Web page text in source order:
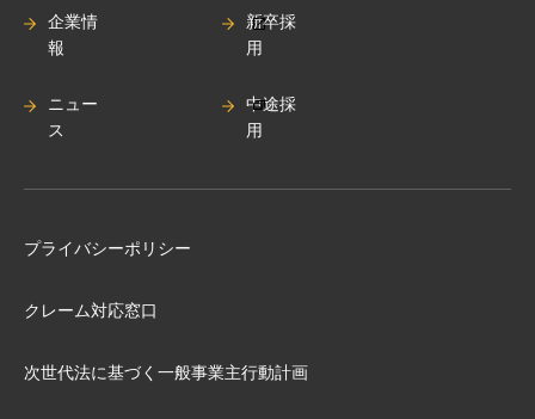
企業情
報
ニュー
ス
新卒採
用
中途採
用
プライバシーポリシー
クレーム対応窓口
次世代法に基づく⼀般事業主⾏動計画